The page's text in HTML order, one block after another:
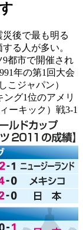
後で最も明る
る人が多い。
都市で開催され
年の第1回大会
こジャパン）
グ1位のアメリ
ーキック）戦3-1